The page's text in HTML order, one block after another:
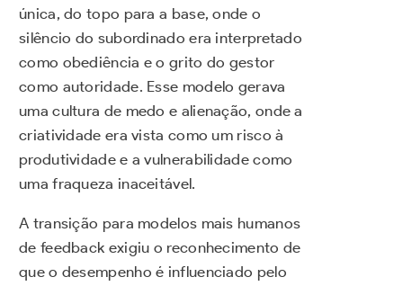
única, do topo para a base, onde o
silêncio do subordinado era interpretado
como obediência e o grito do gestor
como autoridade. Esse modelo gerava
uma cultura de medo e alienação, onde a
criatividade era vista como um risco à
produtividade e a vulnerabilidade como
uma fraqueza inaceitável.
A transição para modelos mais humanos
de feedback exigiu o reconhecimento de
que o desempenho é influenciado pelo